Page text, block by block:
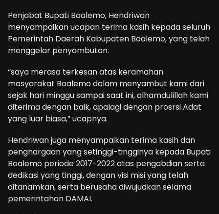
Penjabat Bupati Boalemo, Hendriwan
menyampaikan ucapan terima kasih kepada seluruh
Pemerintah Daerah Kabupaten Boalemo, yang telah
menggelar penyambutan.
“saya merasa terkesan atas keramahan
masyarakat Boalemo dalam menyambut kami dari
sejak hari minggu sampai saat ini, alhamdulillah kami
diterima dengan baik, apalagi dengan prosrsi Adat
yang luar biasa,” ucapnya.
Hendriwan juga menyampaikan terima kasih dan
penghargaan yang setinggi-tingginya kepada Bupati
Boalemo periode 2017-2022 atas pengabdian serta
dedikasi yang tinggi, dengan visi misi yang telah
ditanamkan, serta berusaha diwujudkan selama
pemerintahan DAMAI.